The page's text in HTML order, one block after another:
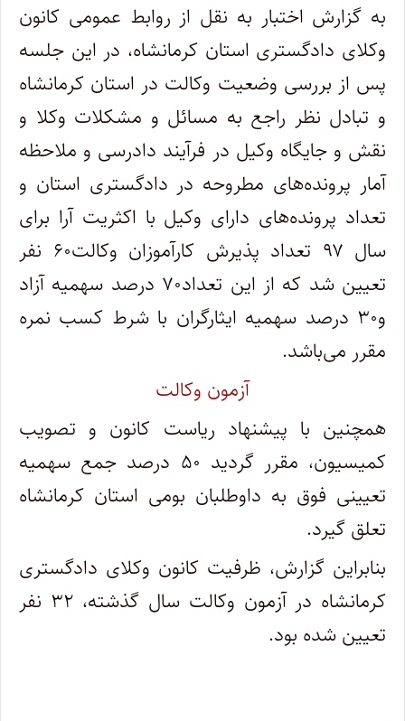
به گزارش اختبار به نقل از روابط عمومی کانون
وکلای دادگستری استان کرمانشاه، در این جلسه
پس از بررسی وضعیت وکالت در استان کرمانشاه
و تبادل نظر راجع به مسائل و مشکلات وکلا و
نقش و جایگاه وکیل در فرآیند دادرسی و ملاحظه
آمار پرونده‌های مطروحه در دادگستری استان و
تعداد پرونده‌های دارای وکیل با اکثریت آرا برای
سال ۹۷ تعداد پذیرش کارآموزان وکالت۶۰ نفر
تعیین شد که از این تعداد۷۰ درصد سهمیه آزاد
و۳۰ درصد سهمیه ایثارگران با شرط کسب نمره
مقرر می‌باشد.
آزمون وکالت
همچنین با پیشنهاد ریاست کانون و تصویب
کمیسیون، مقرر گردید ۵۰ درصد جمع سهمیه
تعیینی فوق به داوطلبان بومی استان کرمانشاه
تعلق گیرد.
بنابراین گزارش، ظرفیت کانون وکلای دادگستری
کرمانشاه در آزمون وکالت سال گذشته، ۳۲ نفر
تعیین شده بود.